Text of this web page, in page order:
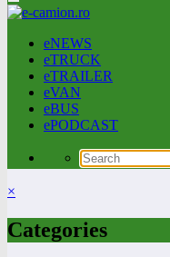
eNEWS
eTRUCK
eTRAILER
eVAN
eBUS
ePODCAST
×
Categories